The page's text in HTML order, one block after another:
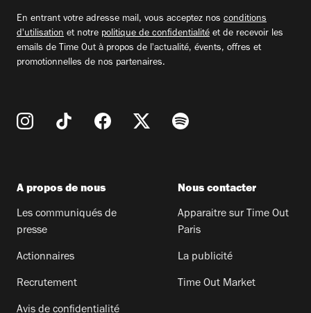
En entrant votre adresse mail, vous acceptez nos conditions
d'utilisation et notre politique de confidentialité et de recevoir les
emails de Time Out à propos de l'actualité, évents, offres et
promotionnelles de nos partenaires.
A propos de nous
Les communiqués de
presse
Actionnaires
Recrutement
Avis de confidentialité
Nous contacter
Apparaitre sur Time Out
Paris
La publicité
Time Out Market